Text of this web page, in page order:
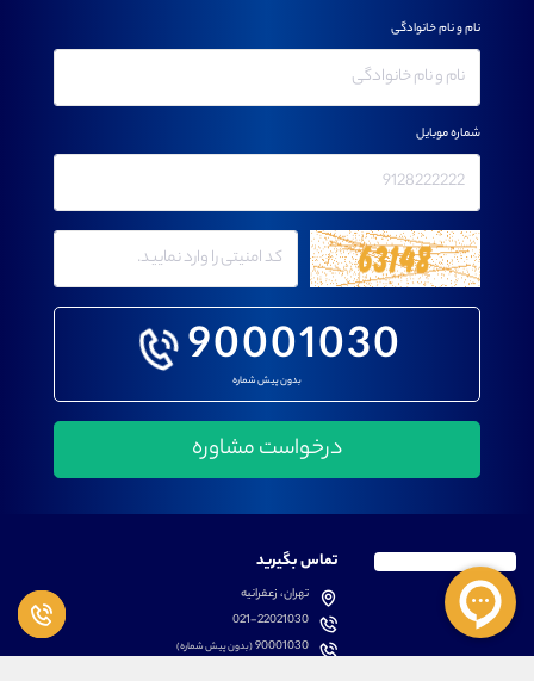
90001030
بدون پیش شماره
نام و نام خانوادگی
شماره موبایل
تماس بگیرید
تهران، زعفرانیه
021-22021030
90001030(بدون پیش شماره)